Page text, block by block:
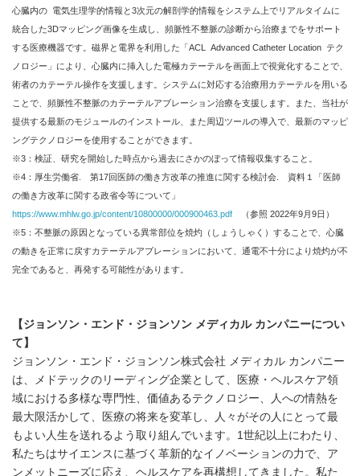
心臓内の 電気⽣理学的情報と3次元の解剖学的情報をシステム上でリアルタイムに
統合した3Dマッピング画像を⽣成し、頻脈性不整脈の診断から治療までをサポート
する医療機器です。磁界と電界を利⽤した「ACL Advanced Catheter Location テク
ノロジー」により、心臓内に挿⼊した電極カテーテルを画⾯上で視覚化することで、
術者のカテーテル操作を⽀援します。システムに対応する治療⽤カテーテルを⽤いる
ことで、頻脈性不整脈のカテーテルアブレーション治療を⽀援します。また、当社が
提供する最新のモジュールのインストール、また周辺ツールの導⼊で、最新のマッピ
ングテクノロジーを使⽤することができます。
※3：検証、研究を開始した時点から過去にさかのぼって情報収集すること。
※4：厚生労働省. 第17回医師の働き方改革の推進に関する検討会. 資料１「医師
の働き方改革に関する政省令等について」
https://www.mhlw.go.jp/content/10800000/000900463.pdf （参照 2022年9月9日）
※5：不整脈の原因となっている異常部位を焼灼（しょうしゃく）することで、心臓
の動きを正常に戻すカテーテルアブレーションにおいて、通電不十分により焼灼が不
完全であると、再発する可能性があります。
【ジョンソン・エンド・ジョンソン メディカル カンパニーについ
て】
ジョンソン・エンド・ジョンソン株式会社 メディカル カンパニー
は、メドテックのリーディング企業として、医療・ヘルスケア領
域における多様な専門性、価値あるテクノロジー、人への情熱を
最大限活かして、医療の将来を変革し、人々がその人にとって最
もよい人生を送れるよう取り組んでいます。1世紀以上にわたり、
私たちはサイエンスに基づく革新的なイノベーションの力で、ア
ンメットニーズに応え、ヘルスケアを再構想してきました。私た